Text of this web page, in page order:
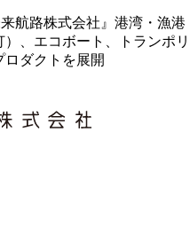
航路株式会社』港湾・漁港
、エコボート、トランポリ
ロダクトを展開